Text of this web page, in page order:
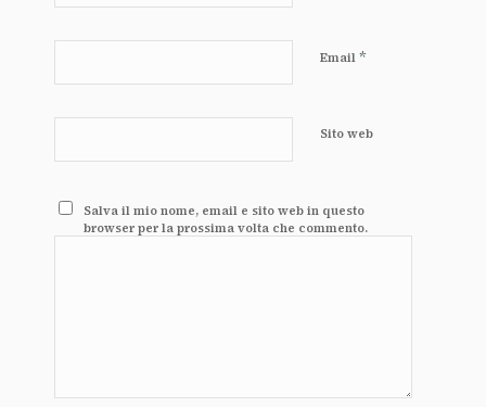
Email *
Sito web
Salva il mio nome, email e sito web in questo
browser per la prossima volta che commento.